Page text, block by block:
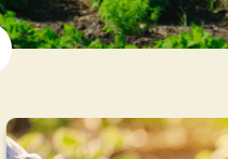
Scroll